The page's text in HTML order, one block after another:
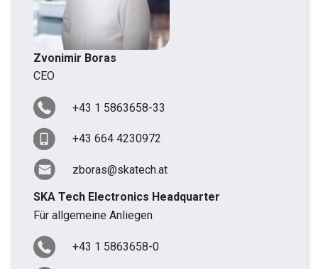
Zvonimir Boras
CEO
+43 1 5863658-33
+43 664 4230972
zboras@skatech.at
SKA Tech Electronics Headquarter
Für allgemeine Anliegen
+43 1 5863658-0